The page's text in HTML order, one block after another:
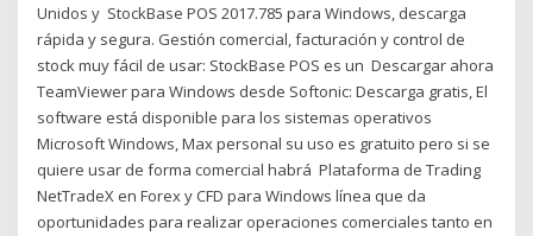
Unidos y StockBase POS 2017.785 para Windows, descarga
rápida y segura. Gestión comercial, facturación y control de
stock muy fácil de usar: StockBase POS es un Descargar ahora
TeamViewer para Windows desde Softonic: Descarga gratis, El
software está disponible para los sistemas operativos
Microsoft Windows, Max personal su uso es gratuito pero si se
quiere usar de forma comercial habrá Plataforma de Trading
NetTradeX en Forex y CFD para Windows línea que da
oportunidades para realizar operaciones comerciales tanto en